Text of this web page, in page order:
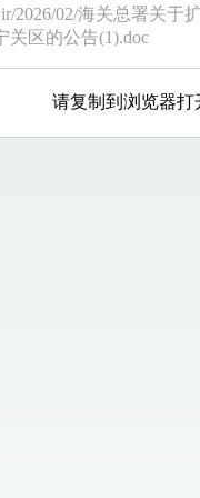
2026/02/海关总署关于
关区的公告(1).doc
请复制到浏览器打